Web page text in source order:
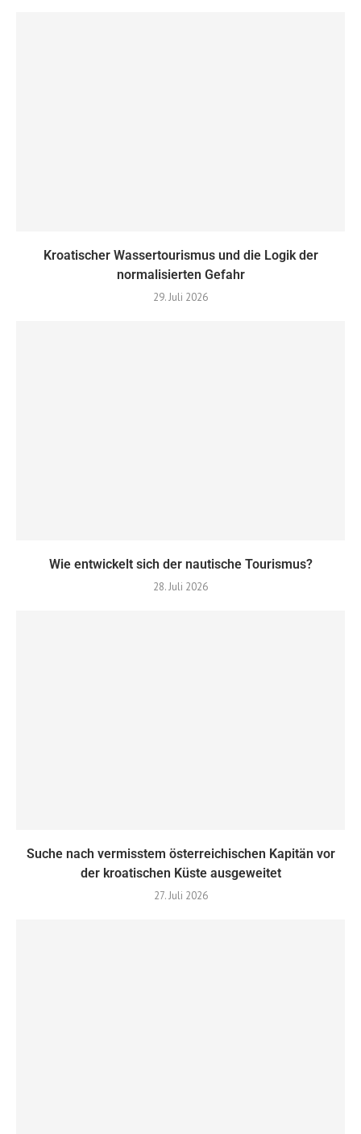
Kroatischer Wassertourismus und die Logik der
normalisierten Gefahr
29. Juli 2026
Wie entwickelt sich der nautische Tourismus?
28. Juli 2026
Suche nach vermisstem österreichischen Kapitän vor
der kroatischen Küste ausgeweitet
27. Juli 2026